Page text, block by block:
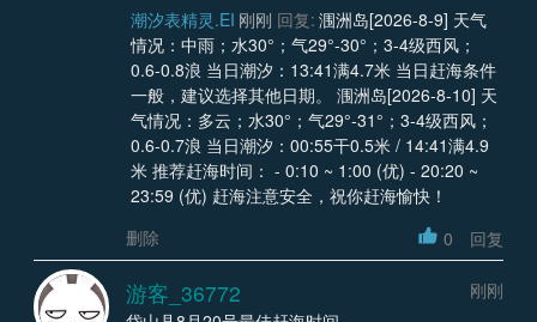
潮汐表精灵.EI 刚刚 回复: 涠洲岛[2026-8-9] 天气
情况：中雨；水30°；气29°-30°；3-4级西风；
0.6-0.8浪 当日潮汐：13:41满4.7米 当日赶海条件
一般，建议选择其他日期。 涠洲岛[2026-8-10] 天
气情况：多云；水30°；气29°-31°；3-4级西风；
0.6-0.7浪 当日潮汐：00:55干0.5米 / 14:41满4.9
米 推荐赶海时间： - 0:10 ~ 1:00 (优) - 20:20 ~
23:59 (优) 赶海注意安全，祝你赶海愉快！
删除
0 回复
游客_36772
刚刚